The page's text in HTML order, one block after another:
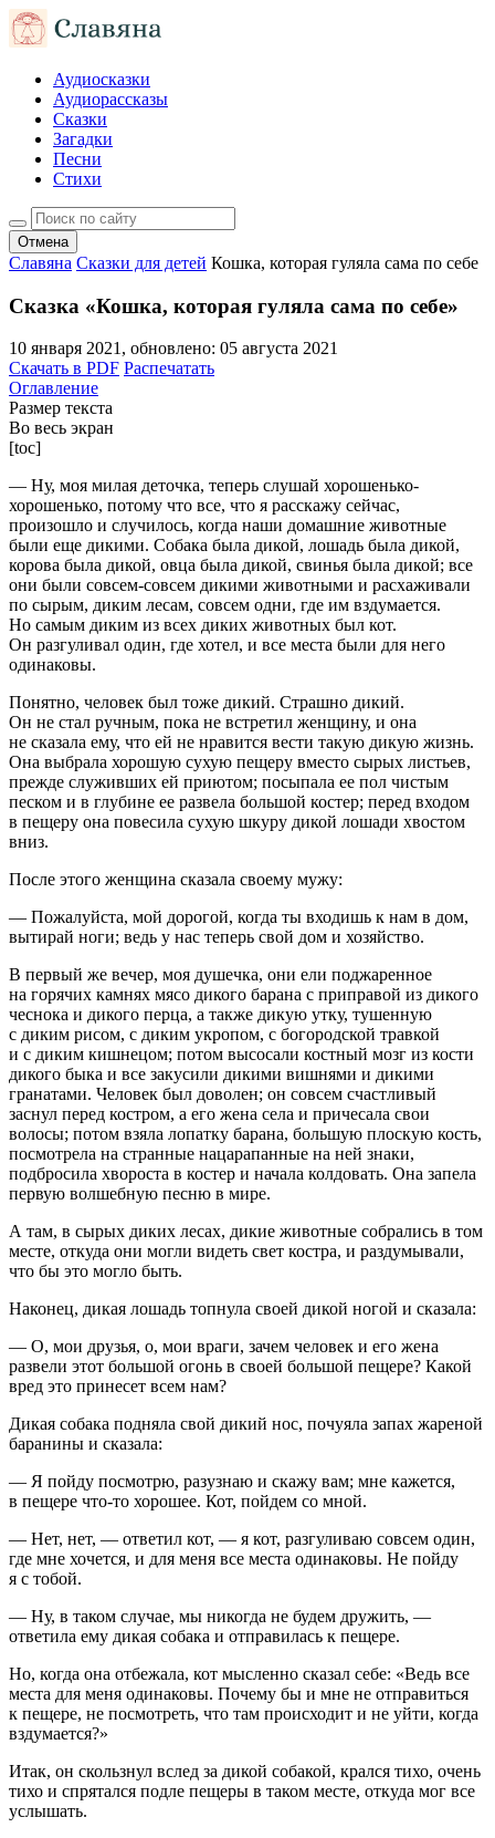
Аудиосказки
Аудиорассказы
Сказки
Загадки
Песни
Стихи
Отмена
Славяна Сказки для детей Кошка, которая гуляла сама по себе
Сказка «Кошка, которая гуляла сама по себе»
10 января 2021, обновлено: 05 августа 2021
Скачать в PDF Распечатать
Оглавление
Размер текста
Во весь экран
[toc]
— Ну, моя милая деточка, теперь слушай хорошенько-
хорошенько, потому что все, что я расскажу сейчас,
произошло и случилось, когда наши домашние животные
были еще дикими. Собака была дикой, лошадь была дикой,
корова была дикой, овца была дикой, свинья была дикой; все
они были совсем-совсем дикими животными и расхаживали
по сырым, диким лесам, совсем одни, где им вздумается.
Но самым диким из всех диких животных был кот.
Он разгуливал один, где хотел, и все места были для него
одинаковы.
Понятно, человек был тоже дикий. Страшно дикий.
Он не стал ручным, пока не встретил женщину, и она
не сказала ему, что ей не нравится вести такую дикую жизнь.
Она выбрала хорошую сухую пещеру вместо сырых листьев,
прежде служивших ей приютом; посыпала ее пол чистым
песком и в глубине ее развела большой костер; перед входом
в пещеру она повесила сухую шкуру дикой лошади хвостом
вниз.
После этого женщина сказала своему мужу:
— Пожалуйста, мой дорогой, когда ты входишь к нам в дом,
вытирай ноги; ведь у нас теперь свой дом и хозяйство.
В первый же вечер, моя душечка, они ели поджаренное
на горячих камнях мясо дикого барана с приправой из дикого
чеснока и дикого перца, а также дикую утку, тушенную
с диким рисом, с диким укропом, с богородской травкой
и с диким кишнецом; потом высосали костный мозг из кости
дикого быка и все закусили дикими вишнями и дикими
гранатами. Человек был доволен; он совсем счастливый
заснул перед костром, а его жена села и причесала свои
волосы; потом взяла лопатку барана, большую плоскую кость,
посмотрела на странные нацарапанные на ней знаки,
подбросила хвороста в костер и начала колдовать. Она запела
первую волшебную песню в мире.
А там, в сырых диких лесах, дикие животные собрались в том
месте, откуда они могли видеть свет костра, и раздумывали,
что бы это могло быть.
Наконец, дикая лошадь топнула своей дикой ногой и сказала:
— О, мои друзья, о, мои враги, зачем человек и его жена
развели этот большой огонь в своей большой пещере? Какой
вред это принесет всем нам?
Дикая собака подняла свой дикий нос, почуяла запах жареной
баранины и сказала:
— Я пойду посмотрю, разузнаю и скажу вам; мне кажется,
в пещере что-то хорошее. Кот, пойдем со мной.
— Нет, нет, — ответил кот, — я кот, разгуливаю совсем один,
где мне хочется, и для меня все места одинаковы. Не пойду
я с тобой.
— Ну, в таком случае, мы никогда не будем дружить, —
ответила ему дикая собака и отправилась к пещере.
Но, когда она отбежала, кот мысленно сказал себе: «Ведь все
места для меня одинаковы. Почему бы и мне не отправиться
к пещере, не посмотреть, что там происходит и не уйти, когда
вздумается?»
Итак, он скользнул вслед за дикой собакой, крался тихо, очень
тихо и спрятался подле пещеры в таком месте, откуда мог все
услышать.